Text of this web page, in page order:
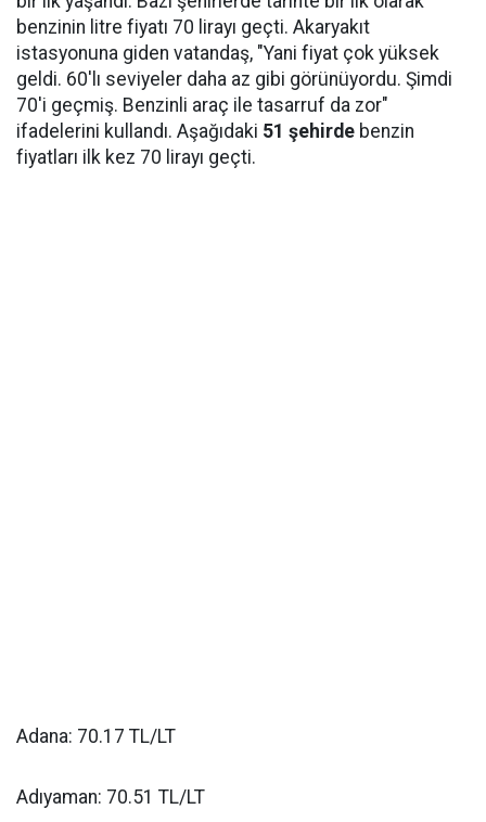
benzinin litre fiyatı 70 lirayı geçti. Akaryakıt
istasyonuna giden vatandaş, "Yani fiyat çok yüksek
geldi. 60'lı seviyeler daha az gibi görünüyordu. Şimdi
70'i geçmiş. Benzinli araç ile tasarruf da zor"
ifadelerini kullandı. Aşağıdaki 51 şehirde benzin
fiyatları ilk kez 70 lirayı geçti.
Adana: 70.17 TL/LT
Adıyaman: 70.51 TL/LT